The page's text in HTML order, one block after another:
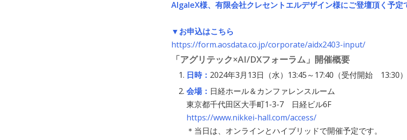
AlgaleX様、有限会社クレセントエルデザイン様にご登壇頂く予定
▼お申込はこちら
https://form.aosdata.co.jp/corporate/aidx2403-input/
「アグリテック×AI/DXフォーラム」開催概要
日時： 2024年3月13日（水）13:45～17:40（受付開始 13:30）
会場： 日経ホール＆カンファレンスルーム
東京都千代田区大手町1-3-7 日経ビル6F
https://www.nikkei-hall.com/access/
＊当日は、オンラインとハイブリッドで開催予定です。